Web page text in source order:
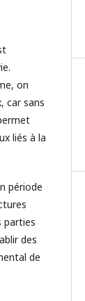
on
car sans
liés à la
période
parties
des
de